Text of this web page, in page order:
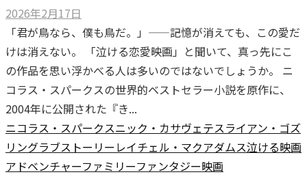
2026年2月17日
「君が鳥なら、僕も鳥だ。」——記憶が消えても、この愛だ
けは消えない。 「泣ける恋愛映画」と聞いて、真っ先にこ
の作品を思い浮かべる人は多いのではないでしょうか。 ニ
コラス・スパークスの世界的ベストセラー小説を原作に、
2004年に公開された『き...
ニコラス・スパークスニック・カサヴェテスライアン・ゴズ
リングラブストーリー レイチェル・マクアダムス泣ける映画
アドベンチャーファミリーファンタジー映画